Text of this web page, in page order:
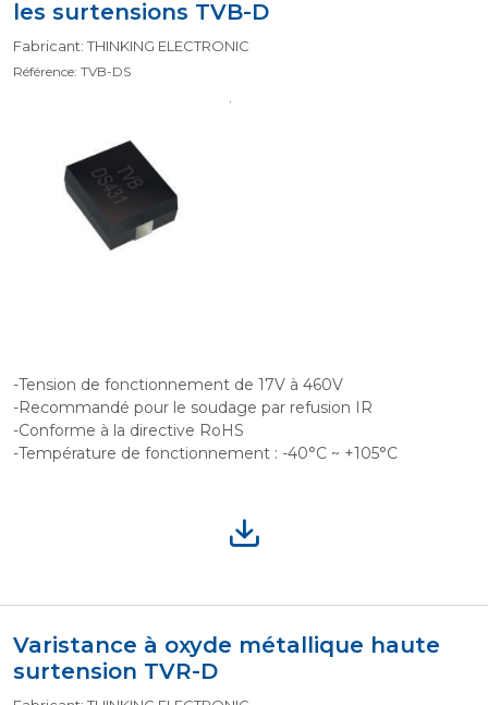
les surtensions TVB-D
Fabricant: THINKING ELECTRONIC
Référence: TVB-DS
-Tension de fonctionnement de 17V à 460V
-Recommandé pour le soudage par refusion IR
-Conforme à la directive RoHS
-Température de fonctionnement : -40°C ~ +105°C
Varistance à oxyde métallique haute
surtension TVR-D